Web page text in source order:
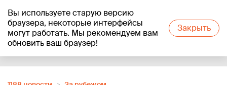
Вы используете старую версию
браузера, некоторые интерфейсы
могут работать. Мы рекомендуем вам
обновить ваш браузер!
Закрыть
+21°C